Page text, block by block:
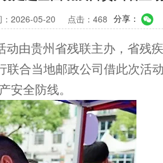
：2026-05-20 点击：468 分享：
由贵州省残联主办，省残
合当地邮政公司借此次活
全防线。